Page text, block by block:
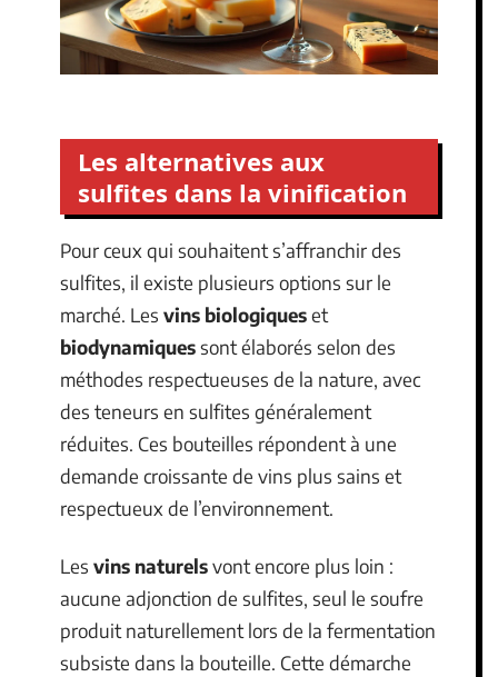
Les alternatives aux
sulfites dans la vinification
Pour ceux qui souhaitent s’affranchir des
sulfites, il existe plusieurs options sur le
marché. Les vins biologiqueset
biodynamiquessont élaborés selon des
méthodes respectueuses de la nature, avec
des teneurs en sulfites généralement
réduites. Ces bouteilles répondent à une
demande croissante de vins plus sains et
respectueux de l’environnement.
Les vins naturelsvont encore plus loin :
aucune adjonction de sulfites, seul le soufre
produit naturellement lors de la fermentation
subsiste dans la bouteille. Cette démarche